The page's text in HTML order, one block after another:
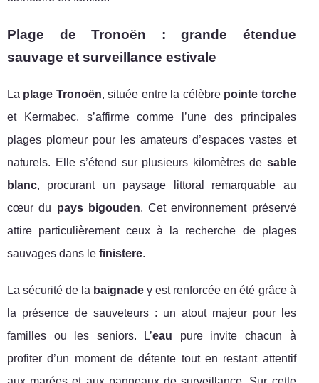
Plage de Tronoën : grande étendue
sauvage et surveillance estivale
La plage Tronoën, située entre la célèbre pointe torche
et Kermabec, s’affirme comme l’une des principales
plages plomeur pour les amateurs d’espaces vastes et
naturels. Elle s’étend sur plusieurs kilomètres de sable
blanc, procurant un paysage littoral remarquable au
cœur du pays bigouden. Cet environnement préservé
attire particulièrement ceux à la recherche de plages
sauvages dans le finistere.
La sécurité de la baignade y est renforcée en été grâce à
la présence de sauveteurs : un atout majeur pour les
familles ou les seniors. L’eau pure invite chacun à
profiter d’un moment de détente tout en restant attentif